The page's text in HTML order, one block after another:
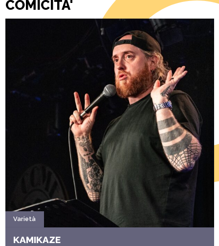
COMICITA'
Varietà
KAMIKAZE